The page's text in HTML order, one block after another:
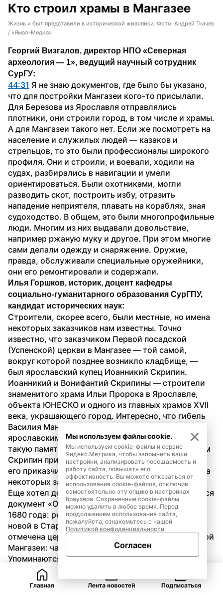
Кто строил храмы в Мангазее
Жизнь и быт представили в исторической живописи. Фото: Андрей Ткачев
/ «Ямал-Медиа»
Георгий Визгалов, директор НПО «Северная
археология — 1», ведущий научный сотрудник
СурГУ:
44:31 Я не знаю документов, где было бы указано,
что для постройки Мангазеи кого-то присылали.
Для Березова из Ярославля отправлялись
плотники, они строили город, в том числе и храмы.
А для Мангазеи такого нет. Если же посмотреть на
население и служилых людей — казаков и
стрельцов, то это были профессионалы широкого
профиля. Они и строили, и воевали, ходили на
судах, разбирались в навигации и умели
ориентироваться. Были охотниками, могли
разводить скот, построить избу, отразить
нападение неприятеля, плавать на кораблях, зная
судоходство. В общем, это были многопрофильные
люди. Многим из них выдавали довольствие,
например ржаную муку и другое. При этом многие
сами делали одежду и снаряжение. Оружие,
правда, обслуживали специальные оружейники,
они его ремонтировали и содержали.
Илья Горшков, историк, доцент кафедры
социально-гуманитарного образования СурГПУ,
кандидат исторических наук:
Строители, скорее всего, были местные, но имена
некоторых заказчиков нам известны. Точно
известно, что заказчиком Первой посадской
(Успенской) церкви в Мангазее — той самой,
вокруг которой позднее возникло кладбище, —
был ярославский купец Иоанникий Скрипин.
Иоанникий и Вонифантий Скрипины — строители
знаменитого храма Ильи Пророка в Ярославле,
объекта ЮНЕСКО и одного из главных храмов XVII
века, украшающего город. Интересно, что гибель
Василия Мангазейского связывают именно с
ярославским купцом. Почему он оставил о себе
такую память — вопрос. При этом не факт, что сам
Скрипин приезжал в Мангазею: мог действовать
его приказчик или кто-то еще. Тем не менее имена
некоторых заказчиков сохранились.
Еще хотел добавить про колокола. Мне встретился
документ «Опись церковной утвари на Мангазее»
1680 года: речь идет не о старой Мангазее, а о
новой в Старотуруханске. В описи отдельно
отмечена церковная утварь, привезенная из старой
Мангазеи: чаши, книги, кресты и прочее.
Упоминаются два разбитых колокола. Непонятно,
почему они разбиты, возможно, их неаккуратно
сняли при демонтаже. Тем не менее их сохранили и
привезли, вероятно, в надежде переплавить.
Мы используем файлы cookie.
Мы используем cookie-файлы и сервис
Яндекс.Метрика, чтобы запомнить ваши
настройки, анализировать посещаемость и
работу сайта, повышать его
эффективность. Вы можете отказаться от
использования cookie-файлов, отключив
самостоятельно эту опцию в настройках
браузера. Сохраненные cookie-файлы
можно удалить в любое время. Перед
продолжением использования сайта,
пожалуйста, ознакомьтесь с нашей
Политикой конфиденциальности.
Согласен